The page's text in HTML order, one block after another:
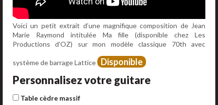
Voici un petit extrait d’une magnifique composition de Jean
Marie Raymond intitulée Ma fille (disponible chez Les
Productions d’OZ) sur mon modèle classique 70th avec
système de barrage Lattice Disponible
Personnalisez votre guitare
Table cèdre massif